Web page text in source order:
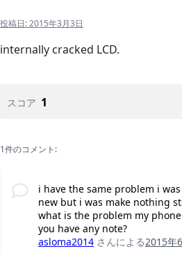
投稿日:2015年3月3日
internally cracked LCD.
スコア 1
1件のコメント:
i have the same problem i
new but i was make nothing
what is the problem my
you have any note?
asloma2014 さんによる2015年